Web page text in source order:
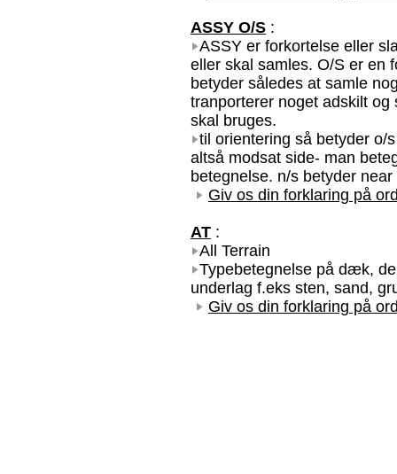
ASSY O/S :
ASSY er forkortelse eller
eller skal samles. O/S er en
betyder således at samle
tranporterer noget adskilt
skal bruges.
til orientering så betyder o/
altså modsat side- man
betegnelse. n/s betyder
Giv os din forklaring på
AT :
All Terrain
Typebetegnelse på dæk,
underlag f.eks sten, sand,
Giv os din forklaring på